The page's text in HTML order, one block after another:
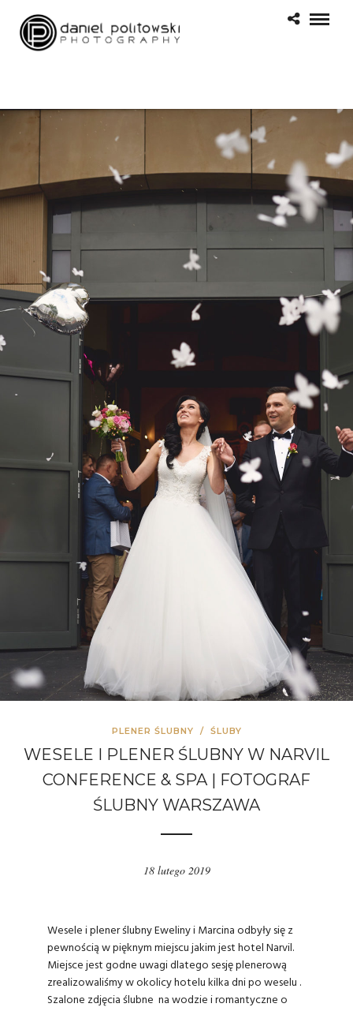
PLENER ŚLUBNY / ŚLUBY
WESELE I PLENER ŚLUBNY W NARVIL
CONFERENCE & SPA | FOTOGRAF
ŚLUBNY WARSZAWA
18 lutego 2019
Wesele i plener ślubny Eweliny i Marcina odbyły się z
pewnością w pięknym miejscu jakim jest hotel Narvil.
Miejsce jest godne uwagi dlatego sesję plenerową
zrealizowaliśmy w okolicy hotelu kilka dni po weselu .
Szalone zdjęcia ślubne na wodzie i romantyczne o